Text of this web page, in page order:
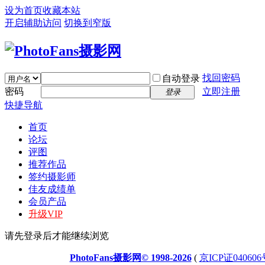
设为首页收藏本站
开启辅助访问 切换到窄版
自动登录 找回密码
密码
登录
立即注册
快捷导航
首页
论坛
评图
推荐作品
签约摄影师
佳友成绩单
会员产品
升级VIP
请先登录后才能继续浏览
PhotoFans摄影网© 1998-2026( 京ICP证040606